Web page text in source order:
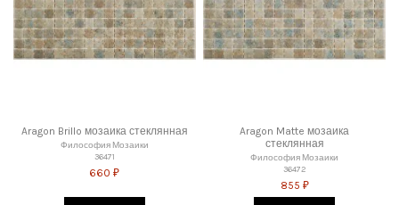
Aragon Brillo мозаика стеклянная
Философия Мозаики
36471
660 ₽
Aragon Matte мозаика
стеклянная
Философия Мозаики
36472
855 ₽